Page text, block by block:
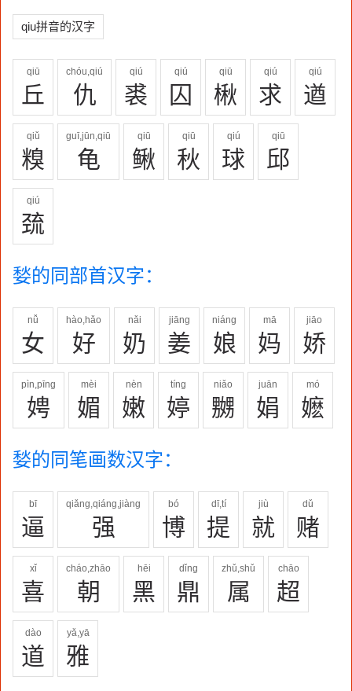
qiu拼音的汉字
qiū
丘
chóu,qiú
仇
qiú
裘
qiú
囚
qiū
楸
qiú
求
qiú
遒
qiǔ
糗
guī,jūn,qiū
龟
qiū
鳅
qiū
秋
qiú
球
qiū
邱
qiú
巯
媝的同部首汉字：
nǚ
女
hào,hǎo
好
nǎi
奶
jiāng
姜
niáng
娘
mā
妈
jiāo
娇
pìn,pīng
娉
mèi
媚
nèn
嫩
tíng
婷
niǎo
嬲
juān
娟
mó
嬷
媝的同笔画数汉字：
bī
逼
qiǎng,qiáng,jiàng
强
bó
博
dī,tí
提
jiù
就
dǔ
赌
xǐ
喜
cháo,zhāo
朝
hēi
黑
dǐng
鼎
zhǔ,shǔ
属
chāo
超
dào
道
yǎ,yā
雅